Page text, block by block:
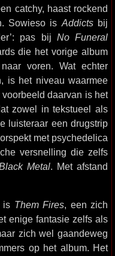
catchy, haast rockend
Sowieso is Addictsbij
pas bij No Funeral
die het vorige album
voren. Wat echter
is het niveau waarmee
daarvan is het
zowel in tekstueel als
luisteraar een drugstrip
met psychedelica
versnelling die zelfs
Metal. Met afstand
is Them Fires, een zich
enige fantasie zelfs als
zich wel gaandeweg
op het album. Het